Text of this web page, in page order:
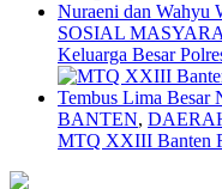
SOSIAL
Keluarga Besar
BANTEN,
MTQ XXIII Banten